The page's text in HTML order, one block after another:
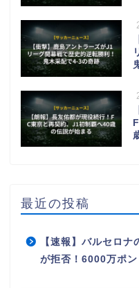
最近の投稿
【速報】バルセロ
が拒否！6000万ポ